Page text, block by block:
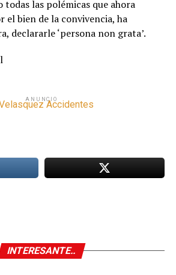
las polémicas que ahora
el bien de la convivencia, ha
declararle ‘persona non grata’.
ANUNCIO
INTERESANTE..